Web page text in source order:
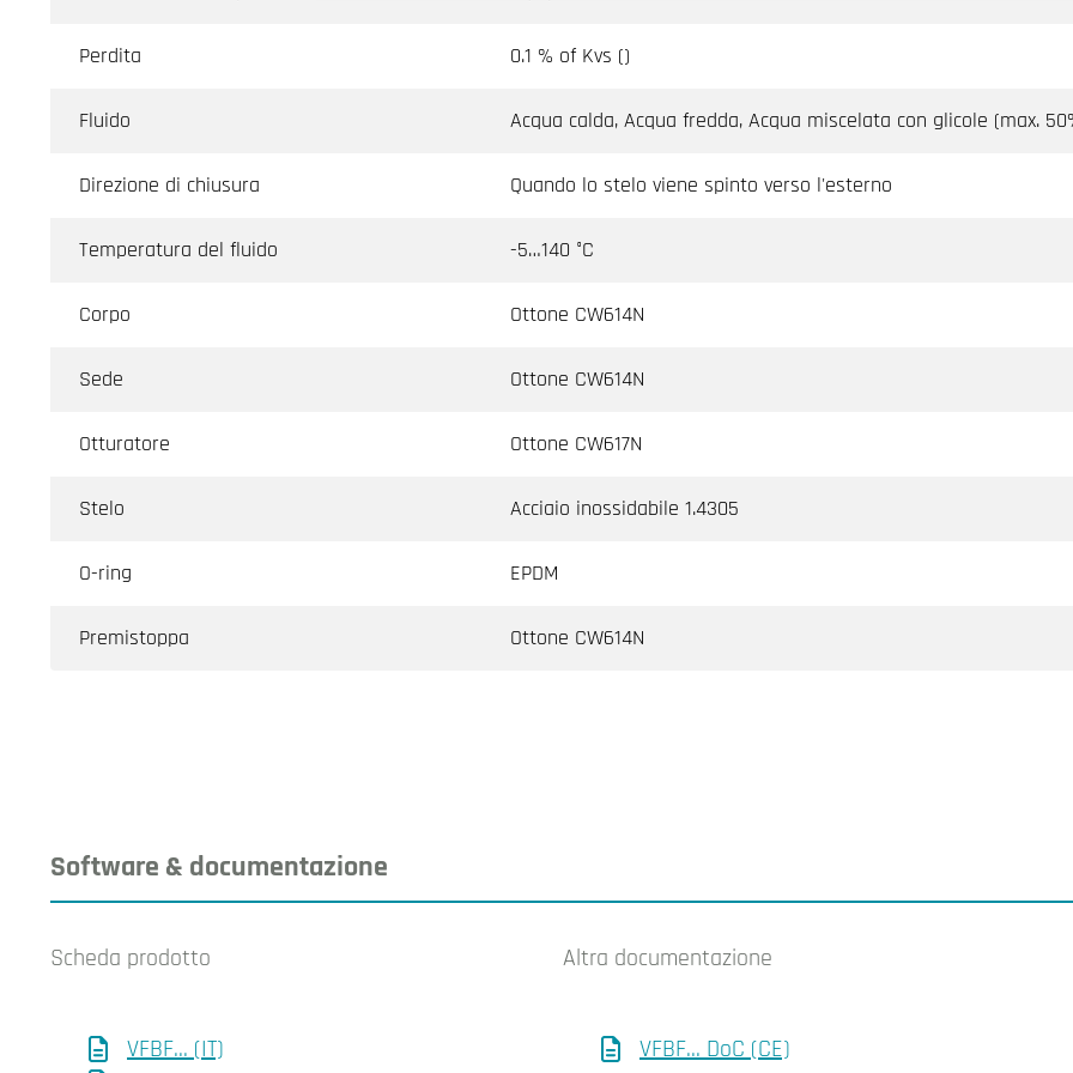
Perdita 0.1 % of Kvs ()
Fluido Acqua calda, Acqua fredda, Acqua miscelata con glicole (max.
Direzione di chiusura Quando lo stelo viene spinto verso l'esterno
Temperatura del fluido -5…140 °C
Corpo Ottone CW614N
Sede Ottone CW614N
Otturatore Ottone CW617N
Stelo Acciaio inossidabile 1.4305
O-ring EPDM
Premistoppa Ottone CW614N
Software & documentazione
Scheda prodotto
VFBF... (IT)
Altra documentazione
VFBF... DoC (CE)